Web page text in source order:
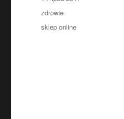
publikacji
Kategorie
zdrowie
Tagi
sklep online